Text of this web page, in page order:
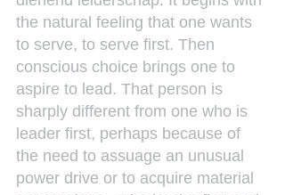
the natural feeling that one wants
to serve, to serve first. Then
conscious choice brings one to
aspire to lead. That person is
sharply different from one who is
leader first, perhaps because of
the need to assuage an unusual
power drive or to acquire material